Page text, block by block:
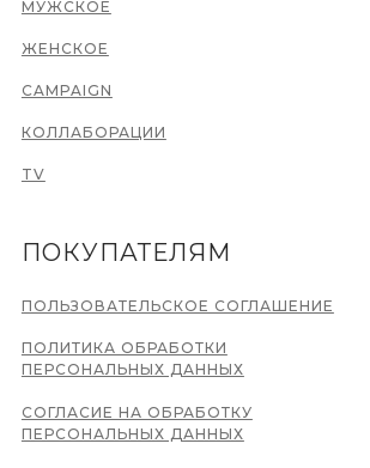
МУЖСКОЕ
ЖЕНСКОЕ
CAMPAIGN
КОЛЛАБОРАЦИИ
СОГЛАСИЕ НА ОБРАБОТКУ
ПЕРСОНАЛЬНЫХ ДАННЫХ
ПОЛИТИКА ОБРАБОТКИ
ПЕРСОНАЛЬНЫХ ДАННЫХ
ПОЛЬЗОВАТЕЛЬСКОЕ СОГЛАШЕНИЕ
ПОКУПАТЕЛЯМ
TV